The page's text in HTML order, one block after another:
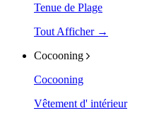
Tenue de Plage
Tout Afficher →
Cocooning
Cocooning
Vêtement d' intérieur